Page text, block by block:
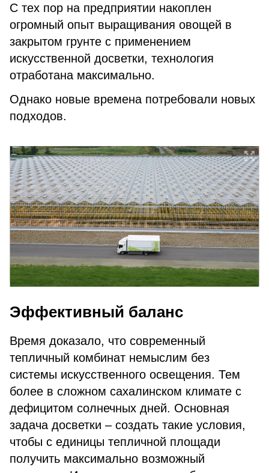
С тех пор на предприятии накоплен
огромный опыт выращивания овощей в
закрытом грунте с применением
искусственной досветки, технология
отработана максимально.
Однако новые времена потребовали новых
подходов.
Эффективный баланс
Время доказало, что современный
тепличный комбинат немыслим без
системы искусственного освещения. Тем
более в сложном сахалинском климате с
дефицитом солнечных дней. Основная
задача досветки – создать такие условия,
чтобы с единицы тепличной площади
получить максимально возможный